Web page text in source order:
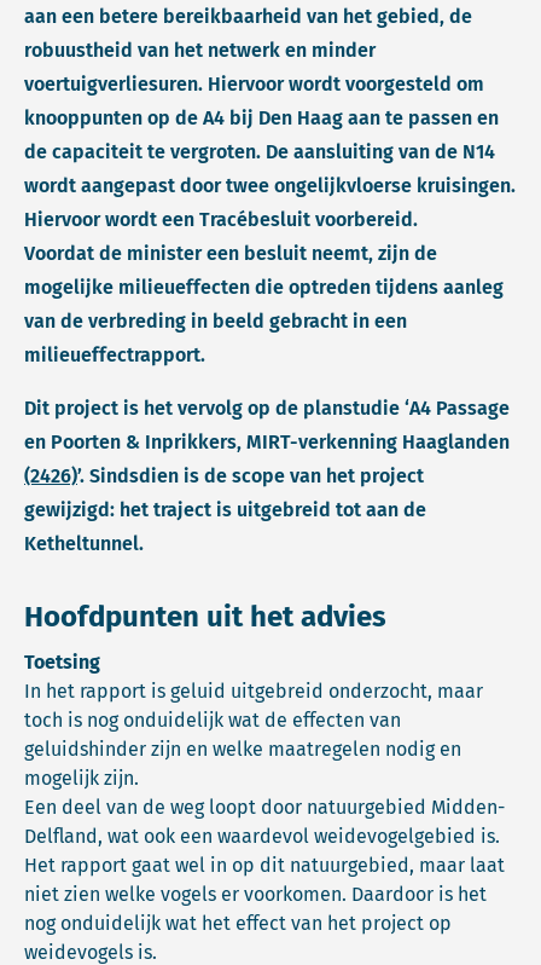
aan een betere bereikbaarheid van het gebied, de
robuustheid van het netwerk en minder
voertuigverliesuren. Hiervoor wordt voorgesteld om
knooppunten op de A4 bij Den Haag aan te passen en
de capaciteit te vergroten. De aansluiting van de N14
wordt aangepast door twee ongelijkvloerse kruisingen.
Hiervoor wordt een Tracébesluit voorbereid.
Voordat de minister een besluit neemt, zijn de
mogelijke milieueffecten die optreden tijdens aanleg
van de verbreding in beeld gebracht in een
milieueffectrapport.
Dit project is het vervolg op de planstudie ‘A4 Passage
en Poorten & Inprikkers, MIRT-verkenning Haaglanden
(2426)’. Sindsdien is de scope van het project
gewijzigd: het traject is uitgebreid tot aan de
Ketheltunnel.
Hoofdpunten uit het advies
Toetsing
In het rapport is geluid uitgebreid onderzocht, maar
toch is nog onduidelijk wat de effecten van
geluidshinder zijn en welke maatregelen nodig en
mogelijk zijn.
Een deel van de weg loopt door natuurgebied Midden-
Delfland, wat ook een waardevol weidevogelgebied is.
Het rapport gaat wel in op dit natuurgebied, maar laat
niet zien welke vogels er voorkomen. Daardoor is het
nog onduidelijk wat het effect van het project op
weidevogels is.